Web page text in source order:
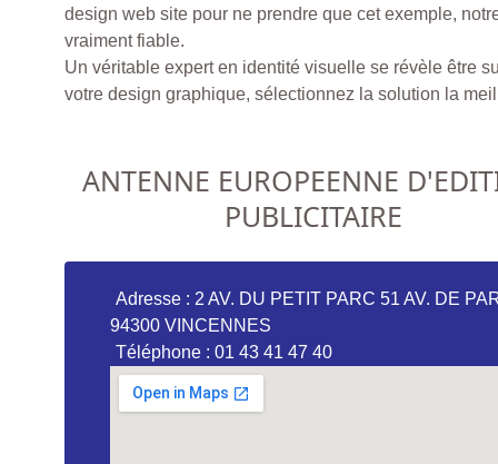
design web site pour ne prendre que cet exemple,
vraiment fiable.
Un véritable expert en identité visuelle se révèle être
votre design graphique, sélectionnez la solution la
ANTENNE EUROPEENNE
PUBLICITAIRE
Adresse : 2 AV. DU PETIT PARC 51 AV. DE
94300 VINCENNES
Téléphone : 01 43 41 47 40